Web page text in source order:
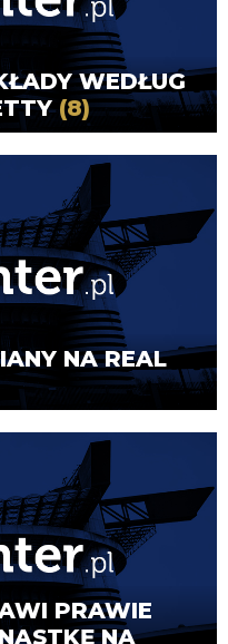
WEDŁUG
(8)
NA REAL
PRAWIE
NA